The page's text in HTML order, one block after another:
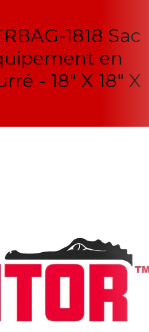
1818 Sac
en
- 18" X 18" X